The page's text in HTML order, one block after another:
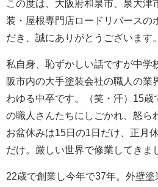
この度は、大阪府和泉市、泉大津
装・屋根専門店ロードリバースの
だき、誠にありがとうございます。
私自身、恥ずかしい話ですが中学
阪市内の大手塗装会社の職人の業
わゆる中卒です。（笑・汗）15
の職人さんたちにしごかれ、怒ら
お盆休みは15日の1日だけ、正月
だけ。厳しい世界で修業してきま
22歳で創業し今年で37年。外壁